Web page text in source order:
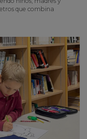
que combina